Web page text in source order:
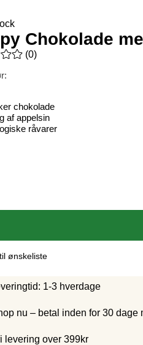
Chokolade
vurdering 0 ud af 5 Antal
(0)
chokolade
af appelsin
råvarer
ønskeliste
1-3 hverdage
nu – betal inden for 30 dage
levering over 399kr